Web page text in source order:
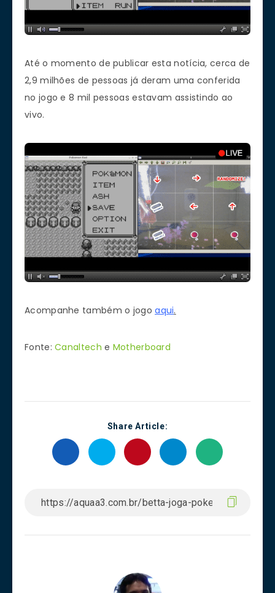
Até o momento de publicar esta notícia, cerca de
2,9 milhões de pessoas já deram uma conferida
no jogo e 8 mil pessoas estavam assistindo ao
vivo.
Acompanhe também o jogoaqui.
Fonte:Canaltech e Motherboard
Share Article: